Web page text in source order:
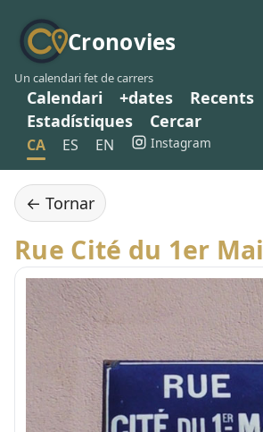
Cronovies
Un calendari fet de carrers
Calendari +dates Recents
Estadístiques
Cercar
CA ES EN Instagram
← Tornar
Rue Cité du 1er Mai